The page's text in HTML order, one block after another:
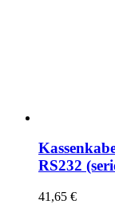
RS232
41,65 €